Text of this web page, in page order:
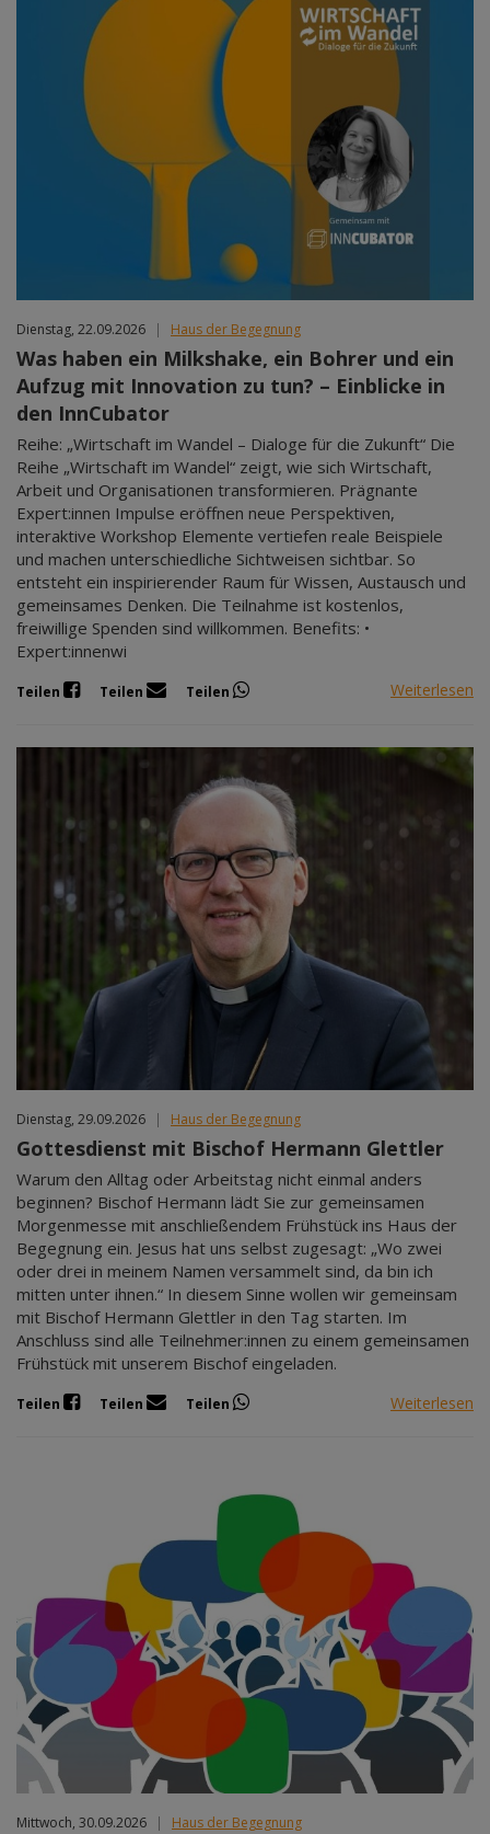
Dienstag, 22.09.2026 | Haus der Begegnung
Was haben ein Milkshake, ein Bohrer und ein
Aufzug mit Innovation zu tun? – Einblicke in
den InnCubator
Reihe: „Wirtschaft im Wandel – Dialoge für die Zukunft“ Die
Reihe „Wirtschaft im Wandel“ zeigt, wie sich Wirtschaft,
Arbeit und Organisationen transformieren. Prägnante
Expert:innen Impulse eröffnen neue Perspektiven,
interaktive Workshop Elemente vertiefen reale Beispiele
und machen unterschiedliche Sichtweisen sichtbar. So
entsteht ein inspirierender Raum für Wissen, Austausch und
gemeinsames Denken. Die Teilnahme ist kostenlos,
freiwillige Spenden sind willkommen. Benefits: •
Expert:innenwi
Teilen Teilen Teilen Weiterlesen
Dienstag, 29.09.2026 | Haus der Begegnung
Gottesdienst mit Bischof Hermann Glettler
Warum den Alltag oder Arbeitstag nicht einmal anders
beginnen? Bischof Hermann lädt Sie zur gemeinsamen
Morgenmesse mit anschließendem Frühstück ins Haus der
Begegnung ein. Jesus hat uns selbst zugesagt: „Wo zwei
oder drei in meinem Namen versammelt sind, da bin ich
mitten unter ihnen.“ In diesem Sinne wollen wir gemeinsam
mit Bischof Hermann Glettler in den Tag starten. Im
Anschluss sind alle Teilnehmer:innen zu einem gemeinsamen
Frühstück mit unserem Bischof eingeladen.
Teilen Teilen Teilen Weiterlesen
Mittwoch, 30.09.2026 | Haus der Begegnung